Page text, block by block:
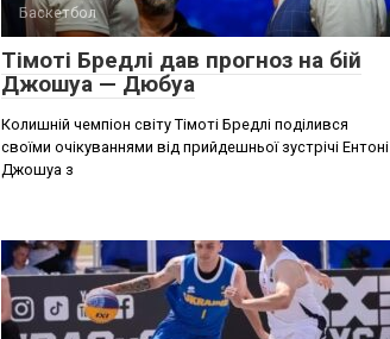
Баскетбол
Тімоті Бредлі дав прогноз на бій
Джошуа — Дюбуа
Колишній чемпіон світу Тімоті Бредлі поділився
своїми очікуваннями від прийдешньої зустрічі Ентоні
Джошуа з